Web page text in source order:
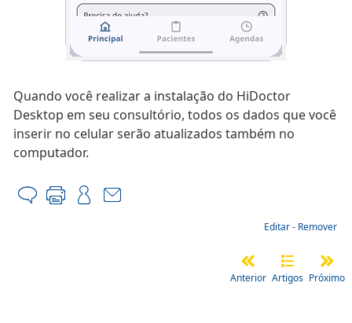
Quando você realizar a instalação do HiDoctor
Desktop em seu consultório, todos os dados que você
inserir no celular serão atualizados também no
computador.
Editar- Remover
Anterior Artigos Próximo